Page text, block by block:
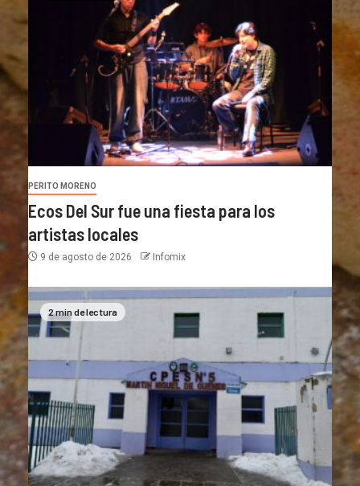
PERITO MORENO
Ecos Del Sur fue una fiesta para los
artistas locales
9 de agosto de 2026 Infomix
2 min de lectura